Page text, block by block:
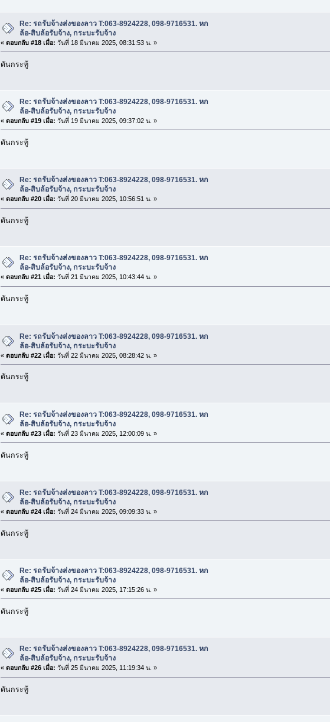
Re: รถรับจ้างส่งของลาว T:063-8924228, 098-9716531. หก
ล้อ-สิบล้อรับจ้าง, กระบะรับจ้าง
« ตอบกลับ #18 เมื่อ: วันที่ 18 มีนาคม 2025, 08:31:53 น. »
ดันกระทู้
Re: รถรับจ้างส่งของลาว T:063-8924228, 098-9716531. หก
ล้อ-สิบล้อรับจ้าง, กระบะรับจ้าง
« ตอบกลับ #19 เมื่อ: วันที่ 19 มีนาคม 2025, 09:37:02 น. »
ดันกระทู้
Re: รถรับจ้างส่งของลาว T:063-8924228, 098-9716531. หก
ล้อ-สิบล้อรับจ้าง, กระบะรับจ้าง
« ตอบกลับ #20 เมื่อ: วันที่ 20 มีนาคม 2025, 10:56:51 น. »
ดันกระทู้
Re: รถรับจ้างส่งของลาว T:063-8924228, 098-9716531. หก
ล้อ-สิบล้อรับจ้าง, กระบะรับจ้าง
« ตอบกลับ #21 เมื่อ: วันที่ 21 มีนาคม 2025, 10:43:44 น. »
ดันกระทู้
Re: รถรับจ้างส่งของลาว T:063-8924228, 098-9716531. หก
ล้อ-สิบล้อรับจ้าง, กระบะรับจ้าง
« ตอบกลับ #22 เมื่อ: วันที่ 22 มีนาคม 2025, 08:28:42 น. »
ดันกระทู้
Re: รถรับจ้างส่งของลาว T:063-8924228, 098-9716531. หก
ล้อ-สิบล้อรับจ้าง, กระบะรับจ้าง
« ตอบกลับ #23 เมื่อ: วันที่ 23 มีนาคม 2025, 12:00:09 น. »
ดันกระทู้
Re: รถรับจ้างส่งของลาว T:063-8924228, 098-9716531. หก
ล้อ-สิบล้อรับจ้าง, กระบะรับจ้าง
« ตอบกลับ #24 เมื่อ: วันที่ 24 มีนาคม 2025, 09:09:33 น. »
ดันกระทู้
Re: รถรับจ้างส่งของลาว T:063-8924228, 098-9716531. หก
ล้อ-สิบล้อรับจ้าง, กระบะรับจ้าง
« ตอบกลับ #25 เมื่อ: วันที่ 24 มีนาคม 2025, 17:15:26 น. »
ดันกระทู้
Re: รถรับจ้างส่งของลาว T:063-8924228, 098-9716531. หก
ล้อ-สิบล้อรับจ้าง, กระบะรับจ้าง
« ตอบกลับ #26 เมื่อ: วันที่ 25 มีนาคม 2025, 11:19:34 น. »
ดันกระทู้